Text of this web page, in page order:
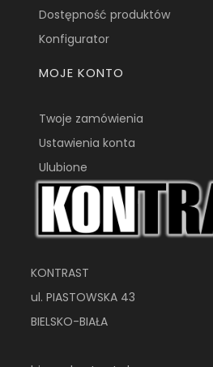
Dostępność produktów
Konfigurator
MOJE KONTO
Twoje zamówienia
Ustawienia konta
Ulubione
KONTRAST
ul. PIASTOWSKA 43
BIELSKO-BIAŁA